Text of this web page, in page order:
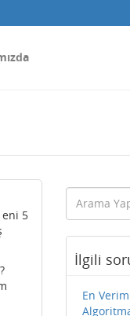
eni 5
İlgili
En